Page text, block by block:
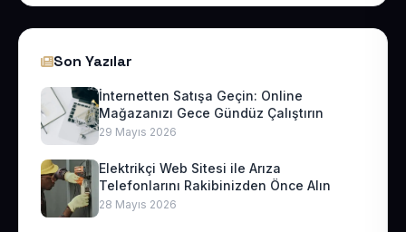
Son Yazılar
İnternetten Satışa Geçin: Online
Mağazanızı Gece Gündüz Çalıştırın
29 Mayıs 2026
Elektrikçi Web Sitesi ile Arıza
Telefonlarını Rakibinizden Önce Alın
28 Mayıs 2026